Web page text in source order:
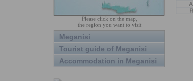
Please click on the map,
the region you want to visit
Meganisi
Tourist guide of Meganisi
Accommodation in Meganisi